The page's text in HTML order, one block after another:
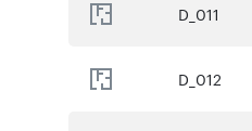
D_011
D_012